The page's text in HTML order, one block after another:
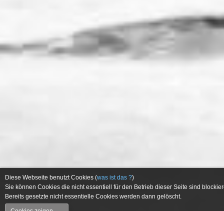
Diese Webseite benutzt Cookies (was ist das ?)
Sie können Cookies die nicht essentiell für den Betrieb dieser Seite sind
Bereits gesetzte nicht essentielle Cookies werden dann gelöscht.